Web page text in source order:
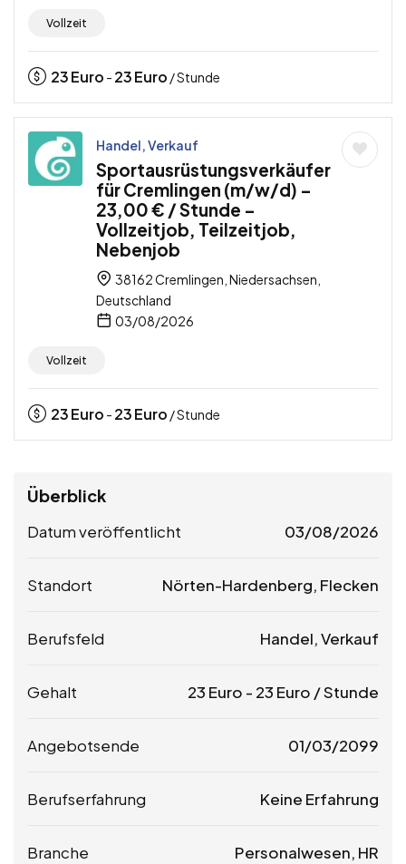
Vollzeit
23Euro - 23Euro / Stunde
Handel, Verkauf
Sportausrüstungsverkäufer
für Cremlingen (m/w/d) –
23,00 € / Stunde –
Vollzeitjob, Teilzeitjob,
Nebenjob
38162 Cremlingen, Niedersachsen,
Deutschland
03/08/2026
Vollzeit
23Euro - 23Euro / Stunde
Überblick
Datum veröffentlicht 03/08/2026
Standort Nörten-Hardenberg, Flecken
Berufsfeld Handel, Verkauf
Gehalt 23 Euro - 23 Euro / Stunde
Angebotsende 01/03/2099
Berufserfahrung Keine Erfahrung
Branche Personalwesen, HR